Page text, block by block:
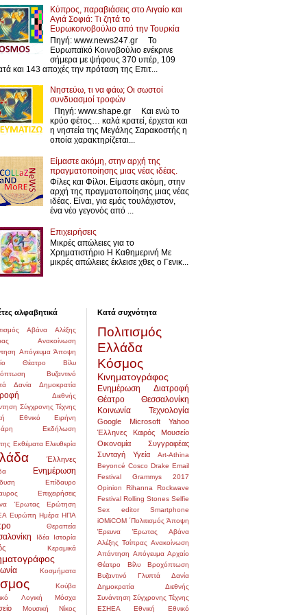
Κύπρος, παραβιάσεις στο Αιγαίο και
Αγιά Σοφιά: Τι ζητά το
Ευρωκοινοβούλιο από την Τουρκία
Πηγή: www.news247.gr Το
Ευρωπαϊκό Κοινοβούλιο ενέκρινε
σήμερα με ψήφους 370 υπέρ, 109
και 143 αποχές την πρόταση της Επιτ...
Νηστεύω, τι να φάω; Οι σωστοί
συνδυασμοί τροφών
Πηγή: www.shape.gr Και ενώ το
κρύο φέτος… καλά κρατεί, έρχεται και
η νηστεία της Μεγάλης Σαρακοστής η
οποία χαρακτηρίζεται...
Είμαστε ακόμη, στην αρχή της
πραγματοποίησης μιας νέας ιδέας.
Φίλες και Φίλοι. Είμαστε ακόμη, στην
αρχή της πραγματοποίησης μιας νέας
ιδέας. Είναι, για εμάς τουλάχιστον,
ένα νέο γεγονός από ...
Επιχειρήσεις
Μικρές απώλειες για το
Χρηματιστήριο Η Καθημερινή Με
μικρές απώλειες έκλεισε χθες ο Γενικ...
αλφαβητικά
Αβάνα
Αλέξης
Ανακοίνωση
Απόγευμα Άποψη
Θέατρο
Βίλυ
Βυζαντινό
Δανία Δημοκρατία
Διεθνής
Σύγχρονης Τέχνης
Εθνικό
Ειρήνη
Εκδήλωση
Εκθέματα Ελευθερία
Έλληνες
Ενημέρωση
Επίδαυρο
Επιχειρήσεις
Έρωτας
Ερώτηση
Ευρώπη Ημέρα ΗΠΑ
Θεραπεία
Ιδέα Ιστορία
Κεραμικά
Κοσμήματα
Κούβα
Λογική Μόσχα
Μουσική Νίκος
Κατά συχνότητα
Πολιτισμός
Ελλάδα
Κόσμος
Κινηματογράφος
Ενημέρωση
Διατροφή
Θέατρο
Θεσσαλονίκη
Κοινωνία
Τεχνολογία
Google Microsoft
Yahoo
Έλληνες
Καιρός
Μουσείο
Οικονομία
Συγγραφέας
Συνταγή
Υγεία
Art-Athina
Beyoncé Cosco Drake Email
Festival
Grammys 2017
Opinion
Rihanna
Rockwave
Festival Rolling Stones Selfie
Sex editor
Smartphone
iOMiCOM ΄Πολιτισμός Άποψη
Έρευνα
Έρωτας
Αβάνα
Αλέξης Τσίπρας Ανακοίνωση
Απάντηση Απόγευμα Αρχαίο
Θέατρο
Βίλυ
Βροχόπτωση
Βυζαντινό
Γλυπτά
Δανία
Δημοκρατία
Διεθνής
Συνάντηση Σύγχρονης Τέχνης
ΕΣΗΕΑ
Εθνική Εθνικό